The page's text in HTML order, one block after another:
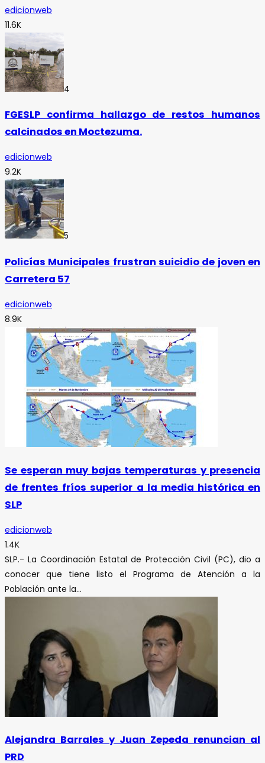
edicionweb
11.6K
4
FGESLP confirma hallazgo de restos humanos
calcinados en Moctezuma.
edicionweb
9.2K
5
Policías Municipales frustran suicidio de joven en
Carretera 57
edicionweb
8.9K
Se esperan muy bajas temperaturas y presencia
de frentes fríos superior a la media histórica en
SLP
edicionweb
1.4K
SLP.- La Coordinación Estatal de Protección Civil (PC), dio a
conocer que tiene listo el Programa de Atención a la
Población ante la...
Alejandra Barrales y Juan Zepeda renuncian al
PRD